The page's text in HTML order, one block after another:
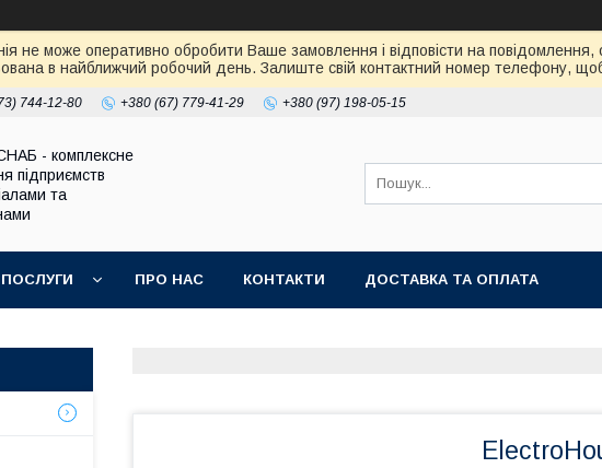
не може оперативно обробити Ваше замовлення і відповісти на повідомлення,
в найближчий робочий день. Залиште свій контактний номер телефону,
744-12-80 +380 (67) 779-41-29 +380 (97) 198-05-15
- комплексне
підприємств
та
ПРО НАС КОНТАКТИ ДОСТАВКА ТА ОПЛАТА